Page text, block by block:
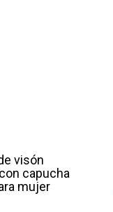
visón
capucha
mujer